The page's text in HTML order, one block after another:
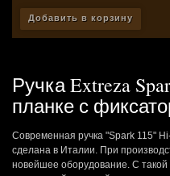
Добавить в корзину
Ручка Extreza
планке с
Современная ручка "Spark 115"
сделана в Италии. При
новейшее оборудование. С